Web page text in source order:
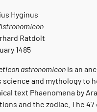
Hyginus
Ratdolt
1485
astronomicon is an
science and mythology to
text Phaenomena by
and the zodiac. The